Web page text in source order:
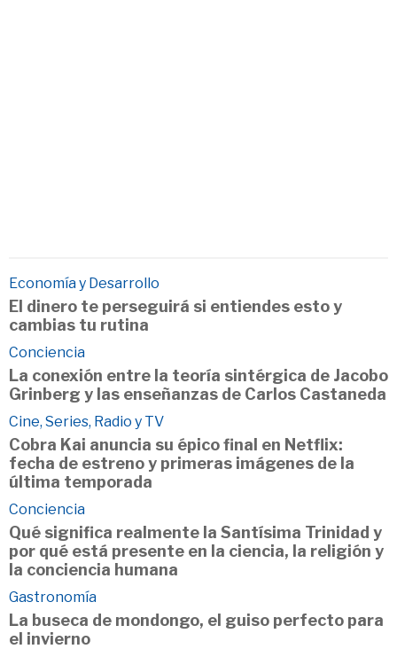
Economía y Desarrollo
El dinero te perseguirá si entiendes esto y
cambias tu rutina
Conciencia
La conexión entre la teoría sintérgica de Jacobo
Grinberg y las enseñanzas de Carlos Castaneda
Cine, Series, Radio y TV
Cobra Kai anuncia su épico final en Netflix:
fecha de estreno y primeras imágenes de la
última temporada
Conciencia
Qué significa realmente la Santísima Trinidad y
por qué está presente en la ciencia, la religión y
la conciencia humana
Gastronomía
La buseca de mondongo, el guiso perfecto para
el invierno